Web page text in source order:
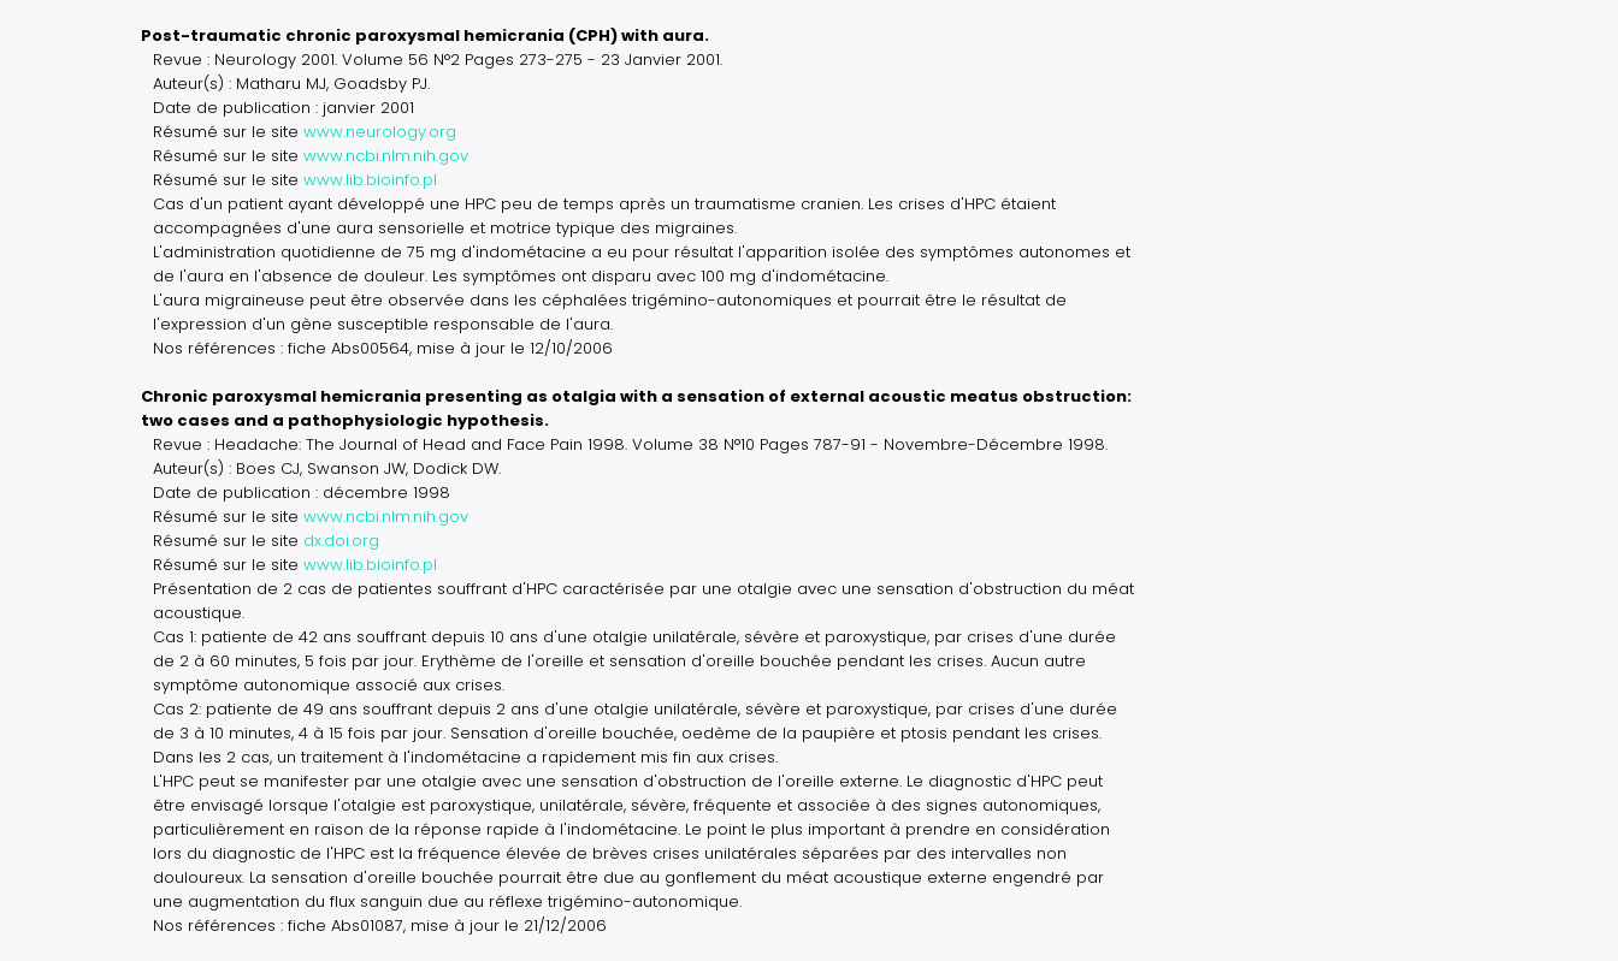
Post-traumatic chronic paroxysmal hemicrania (CPH) with aura.
Revue : Neurology 2001. Volume 56 N°2 Pages 273-275 - 23 Janvier 2001.
Auteur(s) : Matharu MJ, Goadsby PJ.
Date de publication : janvier 2001
Résumé sur le site www.neurology.org
Résumé sur le site www.ncbi.nlm.nih.gov
Résumé sur le site www.lib.bioinfo.pl
Cas d'un patient ayant développé une HPC peu de temps après un traumatisme cranien. Les crises d'HPC étaient
accompagnées d'une aura sensorielle et motrice typique des migraines.
L'administration quotidienne de 75 mg d'indométacine a eu pour résultat l'apparition isolée des symptômes autonomes et
de l'aura en l'absence de douleur. Les symptômes ont disparu avec 100 mg d'indométacine.
L'aura migraineuse peut être observée dans les céphalées trigémino-autonomiques et pourrait être le résultat de
l'expression d'un gène susceptible responsable de l'aura.
Nos références : fiche Abs00564, mise à jour le 12/10/2006
Chronic paroxysmal hemicrania presenting as otalgia with a sensation of external acoustic meatus obstruction:
two cases and a pathophysiologic hypothesis.
Revue : Headache: The Journal of Head and Face Pain 1998. Volume 38 N°10 Pages 787-91 - Novembre-Décembre 1998.
Auteur(s) : Boes CJ, Swanson JW, Dodick DW.
Date de publication : décembre 1998
Résumé sur le site www.ncbi.nlm.nih.gov
Résumé sur le site dx.doi.org
Résumé sur le site www.lib.bioinfo.pl
Présentation de 2 cas de patientes souffrant d'HPC caractérisée par une otalgie avec une sensation d'obstruction du méat
acoustique.
Cas 1: patiente de 42 ans souffrant depuis 10 ans d'une otalgie unilatérale, sévère et paroxystique, par crises d'une durée
de 2 à 60 minutes, 5 fois par jour. Erythème de l'oreille et sensation d'oreille bouchée pendant les crises. Aucun autre
symptôme autonomique associé aux crises.
Cas 2: patiente de 49 ans souffrant depuis 2 ans d'une otalgie unilatérale, sévère et paroxystique, par crises d'une durée
de 3 à 10 minutes, 4 à 15 fois par jour. Sensation d'oreille bouchée, oedème de la paupière et ptosis pendant les crises.
Dans les 2 cas, un traitement à l'indométacine a rapidement mis fin aux crises.
L'HPC peut se manifester par une otalgie avec une sensation d'obstruction de l'oreille externe. Le diagnostic d'HPC peut
être envisagé lorsque l'otalgie est paroxystique, unilatérale, sévère, fréquente et associée à des signes autonomiques,
particulièrement en raison de la réponse rapide à l'indométacine. Le point le plus important à prendre en considération
lors du diagnostic de l'HPC est la fréquence élevée de brèves crises unilatérales séparées par des intervalles non
douloureux. La sensation d'oreille bouchée pourrait être due au gonflement du méat acoustique externe engendré par
une augmentation du flux sanguin due au réflexe trigémino-autonomique.
Nos références : fiche Abs01087, mise à jour le 21/12/2006